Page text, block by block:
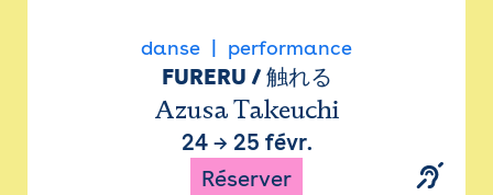
danse performance
FURERU / 触れる
Azusa Takeuchi
24→ 25 févr.
Réserver